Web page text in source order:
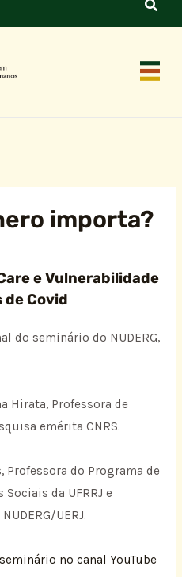
importa?
e Vulnerabilidade
de Covid
do seminário do NUDERG,
Hirata, Professora de
emérita CNRS.
Professora do Programa de
da UFRRJ e
UERJ.
no canal YouTube